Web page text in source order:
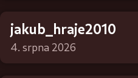
jakub_hraje2010
4. srpna 2026